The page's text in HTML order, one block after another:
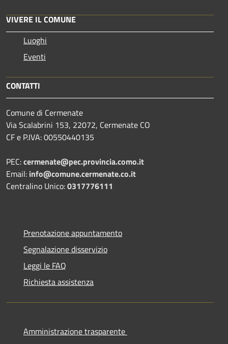
VIVERE IL COMUNE
Luoghi
Eventi
CONTATTI
Comune di Cermenate
Via Scalabrini 153, 22072, Cermenate CO
CF e P.IVA: 00550440135
PEC:cermenate@pec.provincia.como.it
Email: info@comune.cermenate.co.it
Centralino Unico:0317776111
Prenotazione appuntamento
Segnalazione disservizio
Leggi le FAQ
Richiesta assistenza
Amministrazione trasparente